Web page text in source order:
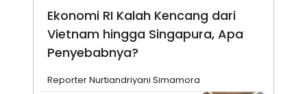
Ekonomi RI Kalah Kencang dari
Vietnam hingga Singapura, Apa
Penyebabnya?
Reporter Nurtiandriyani Simamora